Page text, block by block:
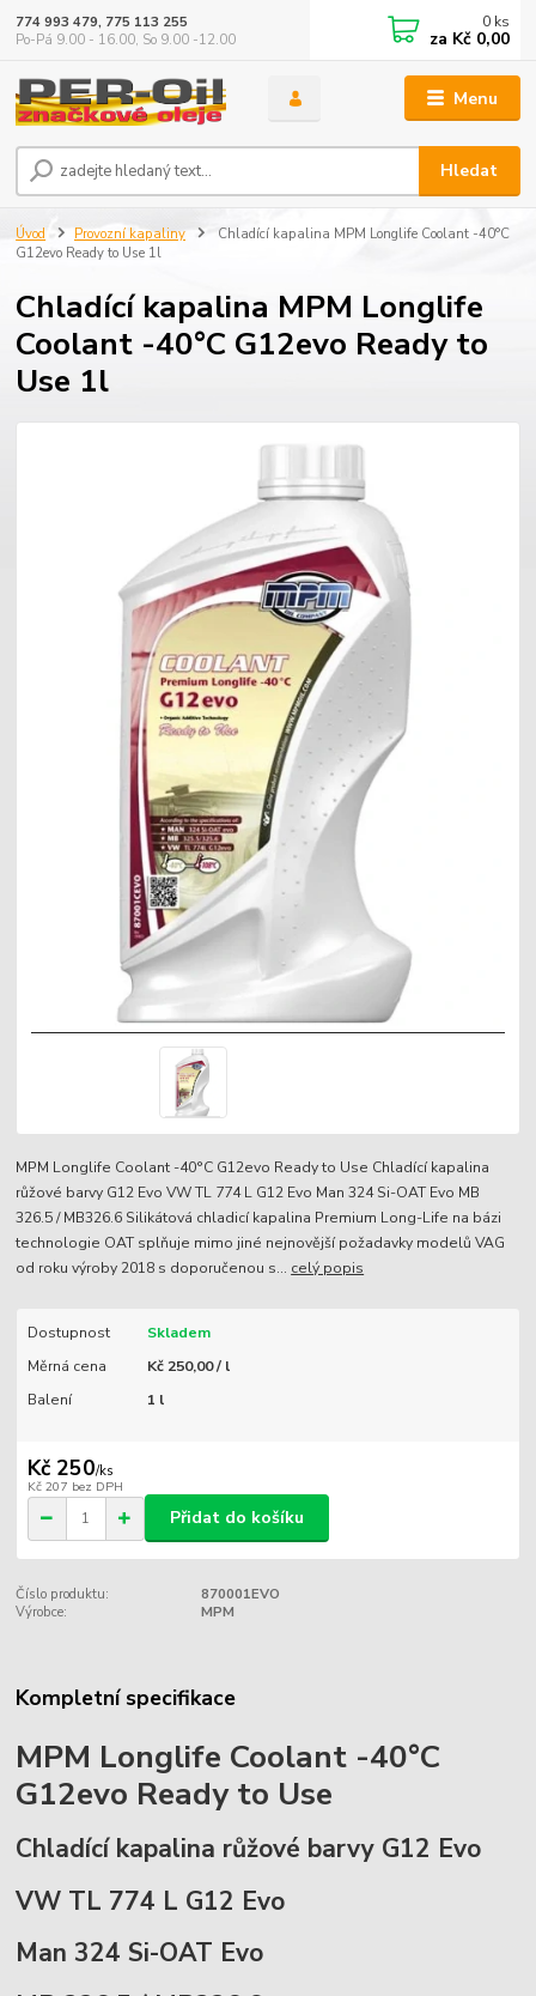
Menu
Hledat
774 993 479, 775 113 255
Po-Pá 9.00 - 16.00, So 9.00 -12.00
0 ks
za Kč 0,00
Úvod Provozní kapaliny
Chladící kapalina MPM Longlife Coolant -40°C
G12evo Ready to Use 1l
Chladící kapalina MPM Longlife
Coolant -40°C G12evo Ready to
Use 1l
MPM Longlife Coolant -40°C G12evo Ready to Use Chladící kapalina
růžové barvy G12 Evo VW TL 774 L G12 Evo Man 324 Si-OAT Evo MB
326.5 / MB326.6 Silikátová chladicí kapalina Premium Long-Life na bázi
technologie OAT splňuje mimo jiné nejnovější požadavky modelů VAG
od roku výroby 2018 s doporučenou s... celý popis
Dostupnost
Skladem
Měrná cena
Kč 250,00 / l
Balení
1 l
Kč 250/ks
Kč 207 bez DPH
Přidat do košíku
Číslo produktu:
870001EVO
Výrobce:
MPM
Kompletní specifikace
MPM Longlife Coolant -40°C
G12evo Ready to Use
Chladící kapalina růžové barvy G12 Evo
VW TL 774 L G12 Evo
Man 324 Si-OAT Evo